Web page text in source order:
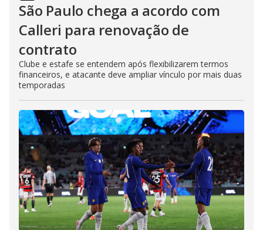
São Paulo chega a acordo com
Calleri para renovação de
contrato
Clube e estafe se entendem após flexibilizarem termos
financeiros, e atacante deve ampliar vínculo por mais duas
temporadas